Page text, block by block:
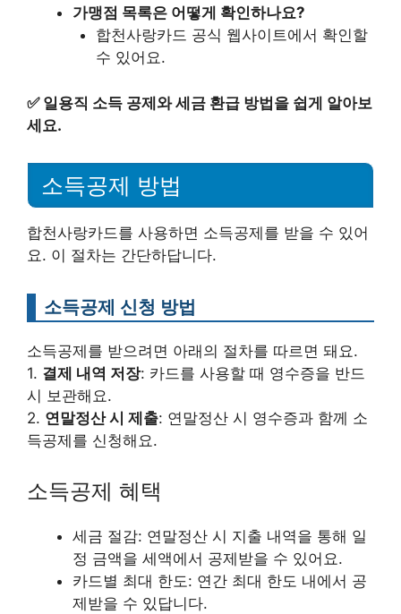
가맹점 목록은 어떻게 확인하나요?
합천사랑카드 공식 웹사이트에서 확인할
수 있어요.
✅ 일용직 소득 공제와 세금 환급 방법을 쉽게 알아보
세요.
소득공제 방법
합천사랑카드를 사용하면 소득공제를 받을 수 있어
요. 이 절차는 간단하답니다.
소득공제 신청 방법
소득공제를 받으려면 아래의 절차를 따르면 돼요.
1. 결제 내역 저장: 카드를 사용할 때 영수증을 반드
시 보관해요.
2. 연말정산 시 제출: 연말정산 시 영수증과 함께 소
득공제를 신청해요.
소득공제 혜택
세금 절감: 연말정산 시 지출 내역을 통해 일
정 금액을 세액에서 공제받을 수 있어요.
카드별 최대 한도: 연간 최대 한도 내에서 공
제받을 수 있답니다.